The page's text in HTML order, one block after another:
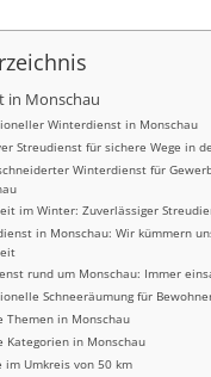
in Monschau
Winterdienst in Monschau
Streudienst für sichere Wege in
Winterdienst für
im Winter: Zuverlässiger
in Monschau: Wir kümmern
rund um Monschau: Immer
Schneeräumung für
Themen in Monschau
Kategorien in Monschau
im Umkreis von 50 km